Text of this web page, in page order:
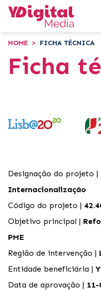
HOME > FICHA TÉCNICA
Ficha
Designação do projeto |
Internacionalização
Código do projeto |
Objetivo principal |
PME
Região de intervenção |
Entidade beneficiária |
Data de aprovação |